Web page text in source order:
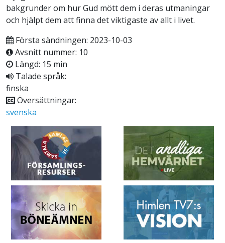
bakgrunder om hur Gud mött dem i deras utmaningar
och hjälpt dem att finna det viktigaste av allt i livet.
Första sändningen: 2023-10-03
Avsnitt nummer: 10
Längd: 15 min
Talade språk:
finska
Översättningar:
svenska